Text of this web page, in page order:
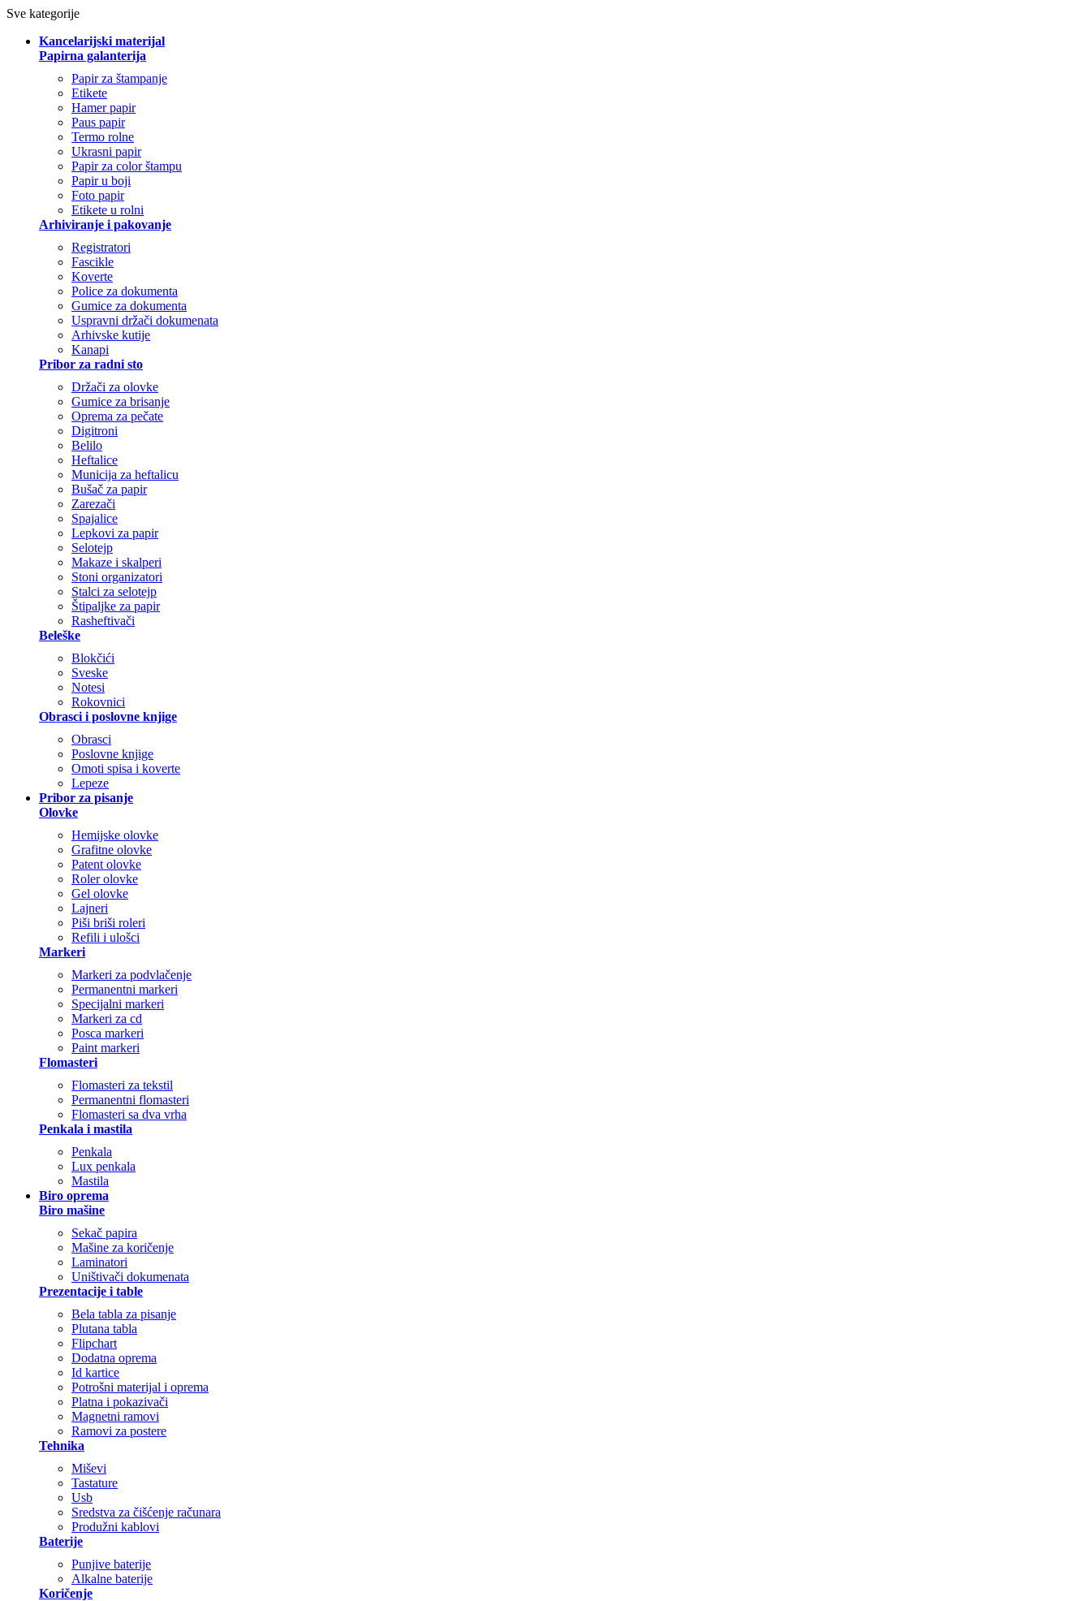
Sve kategorije
Kancelarijski materijal
Papirna galanterija
Papir za štampanje
Etikete
Hamer papir
Paus papir
Termo rolne
Ukrasni papir
Papir za color štampu
Papir u boji
Foto papir
Etikete u rolni
Arhiviranje i pakovanje
Registratori
Fascikle
Koverte
Police za dokumenta
Gumice za dokumenta
Uspravni držači dokumenata
Arhivske kutije
Kanapi
Pribor za radni sto
Držači za olovke
Gumice za brisanje
Oprema za pečate
Digitroni
Belilo
Heftalice
Municija za heftalicu
Bušač za papir
Zarezači
Spajalice
Lepkovi za papir
Selotejp
Makaze i skalperi
Stoni organizatori
Stalci za selotejp
Štipaljke za papir
Rasheftivači
Beleške
Blokčići
Sveske
Notesi
Rokovnici
Obrasci i poslovne knjige
Obrasci
Poslovne knjige
Omoti spisa i koverte
Lepeze
Pribor za pisanje
Olovke
Hemijske olovke
Grafitne olovke
Patent olovke
Roler olovke
Gel olovke
Lajneri
Piši briši roleri
Refili i ulošci
Markeri
Markeri za podvlačenje
Permanentni markeri
Specijalni markeri
Markeri za cd
Posca markeri
Paint markeri
Flomasteri
Flomasteri za tekstil
Permanentni flomasteri
Flomasteri sa dva vrha
Penkala i mastila
Penkala
Lux penkala
Mastila
Biro oprema
Biro mašine
Sekač papira
Mašine za koričenje
Laminatori
Uništivači dokumenata
Prezentacije i table
Bela tabla za pisanje
Plutana tabla
Flipchart
Dodatna oprema
Id kartice
Potrošni materijal i oprema
Platna i pokazivači
Magnetni ramovi
Ramovi za postere
Tehnika
Miševi
Tastature
Usb
Sredstva za čišćenje računara
Produžni kablovi
Baterije
Punjive baterije
Alkalne baterije
Koričenje